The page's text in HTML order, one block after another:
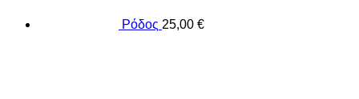
Ρόδος 25,00 €